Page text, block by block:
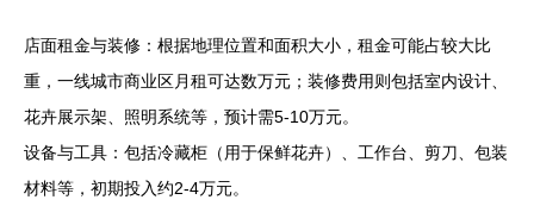
店面租金与装修：根据地理位置和面积大小，租金可能占较大比
重，一线城市商业区月租可达数万元；装修费用则包括室内设计、
花卉展示架、照明系统等，预计需5-10万元。
设备与工具：包括冷藏柜（用于保鲜花卉）、工作台、剪刀、包装
材料等，初期投入约2-4万元。